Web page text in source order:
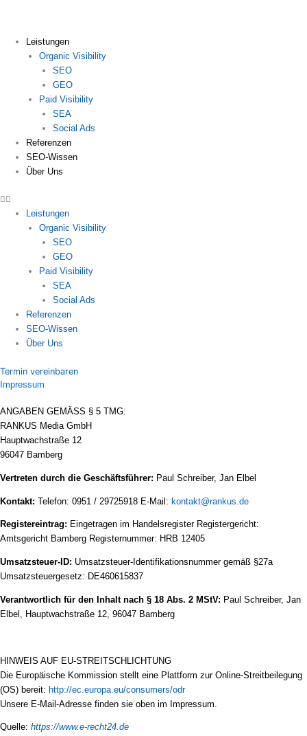
springen
Leistungen
Organic Visibility
SEO
GEO
Paid Visibility
SEA
Social Ads
Referenzen
SEO-Wissen
Über Uns
Leistungen
Organic Visibility
SEO
GEO
Paid Visibility
SEA
Social Ads
Referenzen
SEO-Wissen
Über Uns
Termin vereinbaren
Impressum
ANGABEN GEMÄSS § 5 TMG:
RANKUS Media GmbH
Hauptwachstraße 12
96047 Bamberg
Vertreten durch die Geschäftsführer: Paul Schreiber, Jan Elbel
Kontakt: Telefon: 0951 / 29725918 E-Mail: kontakt@rankus.de
Registereintrag: Eingetragen im Handelsregister Registergericht:
Amtsgericht Bamberg Registernummer: HRB 12405
Umsatzsteuer-ID: Umsatzsteuer-Identifikationsnummer gemäß §27a
Umsatzsteuergesetz: DE460615837
Verantwortlich für den Inhalt nach § 18 Abs. 2 MStV: Paul Schreiber, Jan
Elbel, Hauptwachstraße 12, 96047 Bamberg
HINWEIS AUF EU-STREITSCHLICHTUNG
Die Europäische Kommission stellt eine Plattform zur Online-Streitbeilegung
(OS) bereit: http://ec.europa.eu/consumers/odr
Unsere E-Mail-Adresse finden sie oben im Impressum.
Quelle: https://www.e-recht24.de